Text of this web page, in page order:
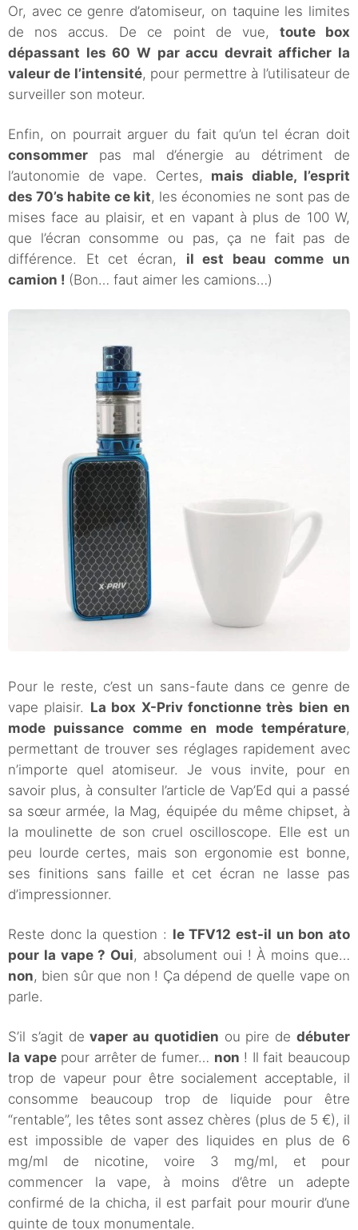
Or, avec ce genre d’atomiseur, on taquine les limites
de nos accus. De ce point de vue, toute box
dépassant les 60 W par accu devrait afficher la
valeur de l’intensité, pour permettre à l’utilisateur de
surveiller son moteur.
Enfin, on pourrait arguer du fait qu’un tel écran doit
consommer pas mal d’énergie au détriment de
l’autonomie de vape. Certes, mais diable, l’esprit
des 70’s habite ce kit, les économies ne sont pas de
mises face au plaisir, et en vapant à plus de 100 W,
que l’écran consomme ou pas, ça ne fait pas de
différence. Et cet écran, il est beau comme un
camion ! (Bon… faut aimer les camions…)
Pour le reste, c’est un sans-faute dans ce genre de
vape plaisir. La box X-Priv fonctionne très bien en
mode puissance comme en mode température,
permettant de trouver ses réglages rapidement avec
n’importe quel atomiseur. Je vous invite, pour en
savoir plus, à consulter l’article de Vap’Ed qui a passé
sa sœur armée, la Mag, équipée du même chipset, à
la moulinette de son cruel oscilloscope. Elle est un
peu lourde certes, mais son ergonomie est bonne,
ses finitions sans faille et cet écran ne lasse pas
d’impressionner.
Reste donc la question : le TFV12 est-il un bon ato
pour la vape ? Oui, absolument oui ! À moins que…
non, bien sûr que non ! Ça dépend de quelle vape on
parle.
S’il s’agit devaper au quotidien ou pire dedébuter
la vapepour arrêter de fumer… non ! Il fait beaucoup
trop de vapeur pour être socialement acceptable, il
consomme beaucoup trop de liquide pour être
“rentable”, les têtes sont assez chères (plus de 5 €), il
est impossible de vaper des liquides en plus de 6
mg/ml de nicotine, voire 3 mg/ml, et pour
commencer la vape, à moins d’être un adepte
confirmé de la chicha, il est parfait pour mourir d’une
quinte de toux monumentale.